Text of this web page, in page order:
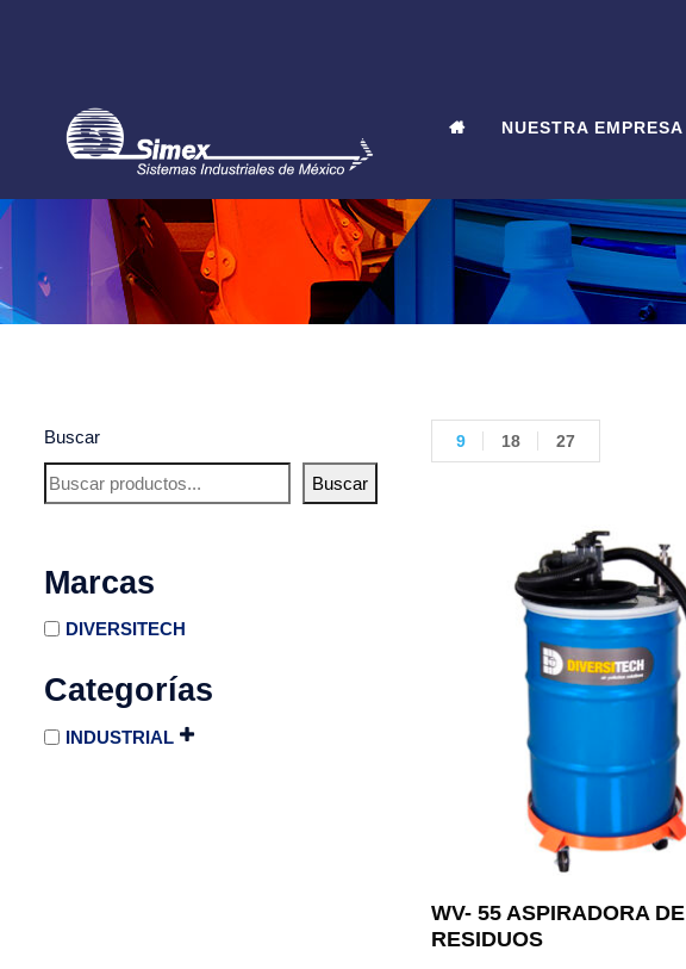
NUESTRA EMPRESA
Buscar
Buscar
Marcas
DIVERSITECH
Categorías
INDUSTRIAL
9 18 27
WV- 55 ASPIRADORA DE
RESIDUOS